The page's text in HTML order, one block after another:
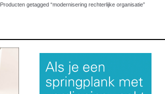
Producten getagged “modernisering rechterlijke organisatie”